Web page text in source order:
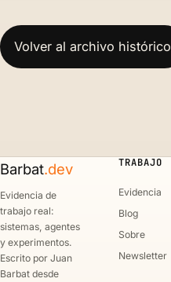
Volver al archivo histórico
Barbat.dev
Evidencia de
trabajo real:
sistemas, agentes
y experimentos.
Escrito por Juan
Barbat desde
TRABAJO
Evidencia
Blog
Sobre
Newsletter